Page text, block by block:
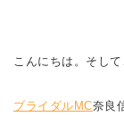
こんにちは。そして
ブライダルMC奈良